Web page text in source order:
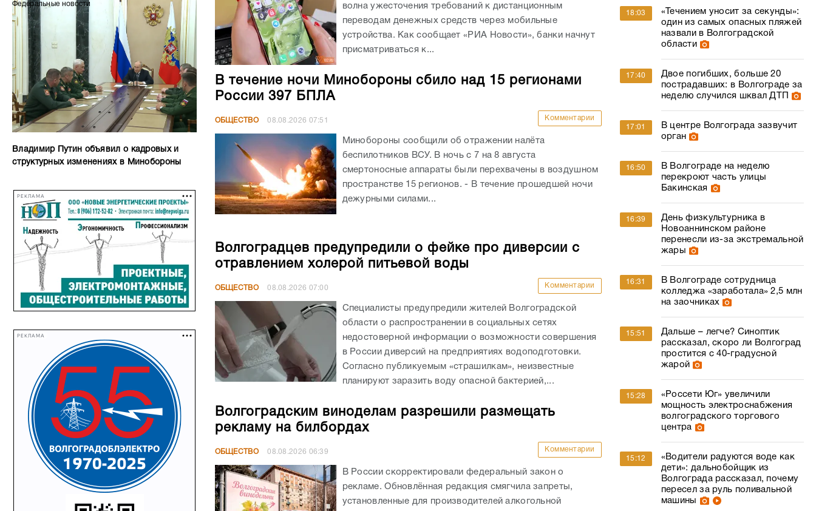
Федеральные новости
Владимир Путин объявил о кадровых и
структурных изменениях в Минобороны
РЕКЛАМА
РЕКЛАМА
волна ужесточения требований к дистанционным
переводам денежных средств через мобильные
устройства. Как сообщает «РИА Новости», банки начнут
присматриваться к...
В течение ночи Минобороны сбило над 15 регионами
России 397 БПЛА
ОБЩЕСТВО 08.08.2026 07:51 Комментарии
Минобороны сообщили об отражении налёта
беспилотников ВСУ. В ночь с 7 на 8 августа
смертоносные аппараты были перехвачены в воздушном
пространстве 15 регионов. - В течение прошедшей ночи
дежурными силами...
Волгоградцев предупредили о фейке про диверсии с
отравлением холерой питьевой воды
ОБЩЕСТВО 08.08.2026 07:00 Комментарии
Специалисты предупредили жителей Волгоградской
области о распространении в социальных сетях
недостоверной информации о возможности совершения
в России диверсий на предприятиях водоподготовки.
Согласно публикуемым «страшилкам», неизвестные
планируют заразить воду опасной бактерией,...
Волгоградским виноделам разрешили размещать
рекламу на билбордах
ОБЩЕСТВО 08.08.2026 06:39 Комментарии
В России скорректировали федеральный закон о
рекламе. Обновлённая редакция смягчила запреты,
установленные для производителей алкогольной
18:03
«Течением уносит за секунды»:
один из самых опасных пляжей
назвали в Волгоградской
области
17:40
Двое погибших, больше 20
пострадавших: в Волгограде за
неделю случился шквал ДТП
17:01
В центре Волгограда зазвучит
орган
16:50
В Волгограде на неделю
перекроют часть улицы
Бакинская
16:39
День физкультурника в
Новоаннинском районе
перенесли из-за экстремальной
жары
16:31
В Волгограде сотрудница
колледжа «заработала» 2,5 млн
на заочниках
15:51
Дальше – легче? Синоптик
рассказал, скоро ли Волгоград
простится с 40-градусной
жарой
15:28
«Россети Юг» увеличили
мощность электроснабжения
волгоградского торгового
центра
15:12
«Водители радуются воде как
дети»: дальнобойщик из
Волгограда рассказал, почему
пересел за руль поливальной
машины